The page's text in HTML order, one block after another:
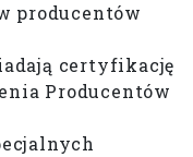
producentów
certyfikację
Producentów